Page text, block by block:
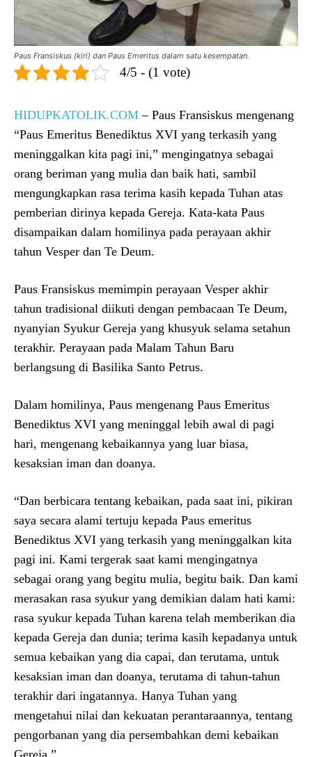
Paus Fransiskus (kiri) dan Paus Emeritus dalam satu kesempatan.
4/5 - (1 vote)
HIDUPKATOLIK.COM – Paus Fransiskus mengenang
“Paus Emeritus Benediktus XVI yang terkasih yang
meninggalkan kita pagi ini,” mengingatnya sebagai
orang beriman yang mulia dan baik hati, sambil
mengungkapkan rasa terima kasih kepada Tuhan atas
pemberian dirinya kepada Gereja. Kata-kata Paus
disampaikan dalam homilinya pada perayaan akhir
tahun Vesper dan Te Deum.
Paus Fransiskus memimpin perayaan Vesper akhir
tahun tradisional diikuti dengan pembacaan Te Deum,
nyanyian Syukur Gereja yang khusyuk selama setahun
terakhir. Perayaan pada Malam Tahun Baru
berlangsung di Basilika Santo Petrus.
Dalam homilinya, Paus mengenang Paus Emeritus
Benediktus XVI yang meninggal lebih awal di pagi
hari, mengenang kebaikannya yang luar biasa,
kesaksian iman dan doanya.
“Dan berbicara tentang kebaikan, pada saat ini, pikiran
saya secara alami tertuju kepada Paus emeritus
Benediktus XVI yang terkasih yang meninggalkan kita
pagi ini. Kami tergerak saat kami mengingatnya
sebagai orang yang begitu mulia, begitu baik. Dan kami
merasakan rasa syukur yang demikian dalam hati kami:
rasa syukur kepada Tuhan karena telah memberikan dia
kepada Gereja dan dunia; terima kasih kepadanya untuk
semua kebaikan yang dia capai, dan terutama, untuk
kesaksian iman dan doanya, terutama di tahun-tahun
terakhir dari ingatannya. Hanya Tuhan yang
mengetahui nilai dan kekuatan perantaraannya, tentang
pengorbanan yang dia persembahkan demi kebaikan
Gereja.”